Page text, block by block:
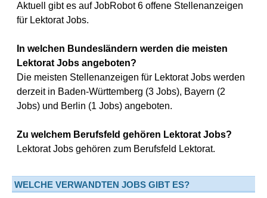
Aktuell gibt es auf JobRobot 6 offene Stellenanzeigen
für Lektorat Jobs.
In welchen Bundesländern werden die meisten
Lektorat Jobs angeboten?
Die meisten Stellenanzeigen für Lektorat Jobs werden
derzeit in Baden-Württemberg (3 Jobs), Bayern (2
Jobs) und Berlin (1 Jobs) angeboten.
Zu welchem Berufsfeld gehören Lektorat Jobs?
Lektorat Jobs gehören zum Berufsfeld Lektorat.
WELCHE VERWANDTEN JOBS GIBT ES?